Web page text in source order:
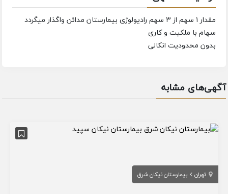
مقدار ۱ سهم از ۳ سهم رادیولوژی بیمارستان مدائن واگذار میگردد
سهام با ملکیت و کاری
بدون محدودیت انکالی
آگهی‌های مشابه
تهران بیمارستان نیکان شرق